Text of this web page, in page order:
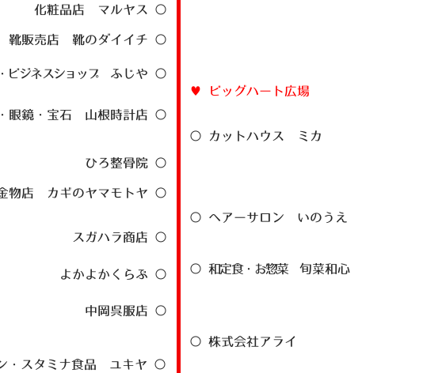
○ カットハウス ミカ
○ ヘアーサロン いのうえ
○ 和定食・お惣菜旬菜和心
○ 株式会社アライ
・スタミナ食品 ユキヤ ○
中岡呉服店 ○
よかよかくらぶ ○
スガハラ商店 ○
物店 カギのヤマモトヤ ○
ひろ整骨院 ○
眼鏡・宝石 山根時計店 ○
ビジネスショップ ふじや ○
靴販売店 靴のダイイチ ○
化粧品店 マルヤス ○
​♥ ビッグハート広場